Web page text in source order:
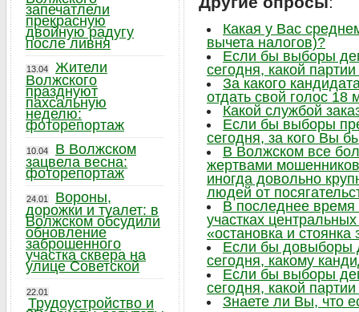
Какая у Вас
вычета налогов)?
Если бы выборы
сегодня, какой
За какого
отдать свой голос 18
Какой службой
Если бы выборы
сегодня, за кого Вы
В Волжском все
жертвами
иногда довольно
людей от
В последнее время
участках
«остановка и
Если бы довыборы
сегодня, какому
Если бы выборы
сегодня, какой
Знаете ли Вы, что
запечатлели
прекрасную
двойную радугу
после ливня
13.04
Жители
Волжского
празднуют
пахсальную
неделю:
фоторепортаж
10.04
В Волжском
зацвела весна:
фоторепортаж
24.01
Вороны,
дорожки и туалет: в
Волжском обсудили
обновление
заброшенного
участка сквера на
улице Советской
22.01
Трудоустройство и